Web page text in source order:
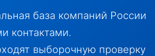
база компаний России
контактами.
выборочную проверку